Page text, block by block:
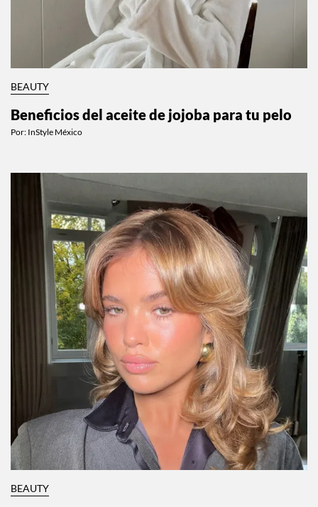
BEAUTY
Beneficios del aceite de jojoba para tu pelo
Por: InStyle México
BEAUTY